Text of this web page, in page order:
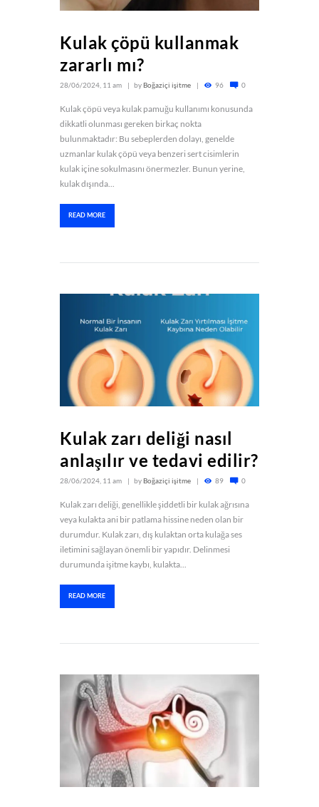
Kulak çöpü kullanmak
zararlı mı?
28/06/2024, 11 am by Boğaziçi işitme 96 0
Kulak çöpü veya kulak pamuğu kullanımı konusunda
dikkatli olunması gereken birkaç nokta
bulunmaktadır: Bu sebeplerden dolayı, genelde
uzmanlar kulak çöpü veya benzeri sert cisimlerin
kulak içine sokulmasını önermezler. Bunun yerine,
kulak dışında...
READ MORE
Kulak zarı deliği nasıl
anlaşılır ve tedavi edilir?
28/06/2024, 11 am by Boğaziçi işitme 89 0
Kulak zarı deliği, genellikle şiddetli bir kulak ağrısına
veya kulakta ani bir patlama hissine neden olan bir
durumdur. Kulak zarı, dış kulaktan orta kulağa ses
iletimini sağlayan önemli bir yapıdır. Delinmesi
durumunda işitme kaybı, kulakta...
READ MORE